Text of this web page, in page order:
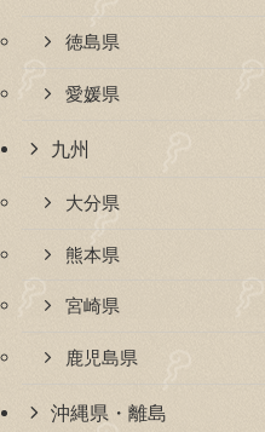
徳島県
愛媛県
九州
大分県
熊本県
宮崎県
鹿児島県
沖縄県・離島